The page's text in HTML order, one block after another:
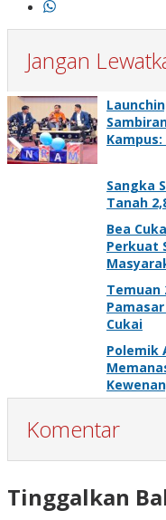
Jangan
Sangka
Tanah
Bea
Perkuat
Temuan
Cukai
Polemik
Komentar
Tinggalkan